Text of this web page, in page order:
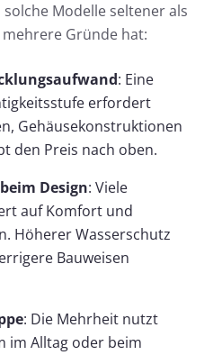
Modelle seltener als
Gründe hat:
: Eine
erfordert
Gehäusekonstruktionen
den Preis nach oben.
Design: Viele
auf Komfort und
Höherer Wasserschutz
Bauweisen
: Die Mehrheit nutzt
im Alltag oder beim